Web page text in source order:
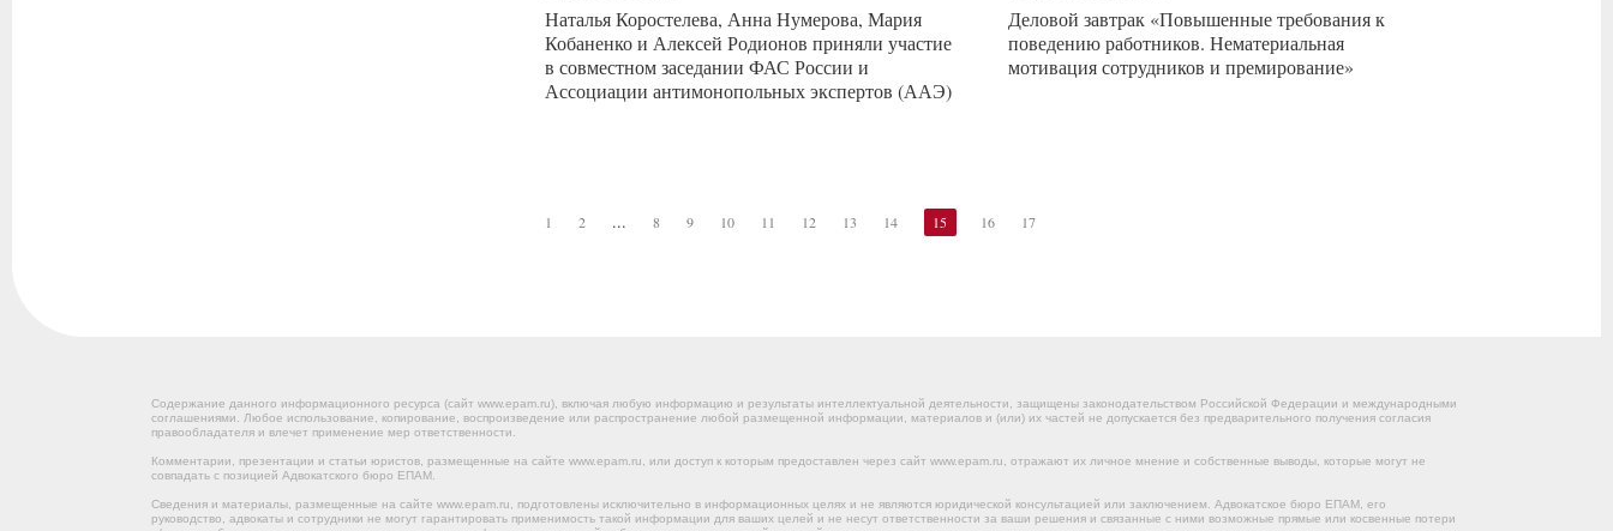
Наталья Коростелева, Анна Нумерова, Мария
Кобаненко и Алексей Родионов приняли участие
в совместном заседании ФАС России и
Ассоциации антимонопольных экспертов (ААЭ)
Деловой завтрак «Повышенные требования к
поведению работников. Нематериальная
мотивация сотрудников и премирование»
1 2 ... 8 9 10 11 12 13 14 15 16 17
Содержание данного информационного ресурса (сайт www.epam.ru), включая любую информацию и результаты интеллектуальной деятельности, защищены законодательством Российской Федерации и международными
соглашениями. Любое использование, копирование, воспроизведение или распространение любой размещенной информации, материалов и (или) их частей не допускается без предварительного получения согласия
правообладателя и влечет применение мер ответственности.
Комментарии, презентации и статьи юристов, размещенные на сайте www.epam.ru, или доступ к которым предоставлен через сайт www.epam.ru, отражают их личное мнение и собственные выводы, которые могут не
совпадать с позицией Адвокатского бюро ЕПАМ.
Сведения и материалы, размещенные на сайте www.epam.ru, подготовлены исключительно в информационных целях и не являются юридической консультацией или заключением. Адвокатское бюро ЕПАМ, его
руководство, адвокаты и сотрудники не могут гарантировать применимость такой информации для ваших целей и не несут ответственности за ваши решения и связанные с ними возможные прямые или косвенные потери